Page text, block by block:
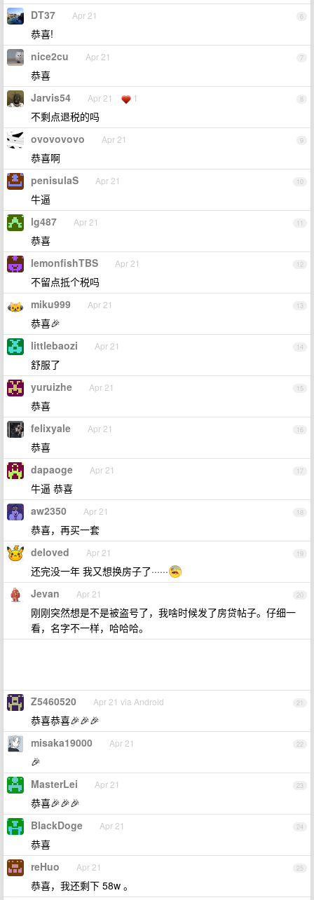
6
DT37 Apr 21
恭喜!
7
nice2cu Apr 21
恭喜
8
Jarvis54 Apr 21 1
不剩点退税的吗
9
ovovovovo Apr 21
恭喜啊
10
penisulaS Apr 21
牛逼
11
lg487 Apr 21
恭喜
12
lemonfishTBS Apr 21
不留点抵个税吗
13
miku999 Apr 21
恭喜🎉
14
littlebaozi Apr 21
舒服了
15
yuruizhe Apr 21
恭喜
16
felixyale Apr 21
恭喜
17
dapaoge Apr 21
牛逼 恭喜
18
aw2350 Apr 21
恭喜，再买一套
19
deloved Apr 21
还完没一年 我又想换房子了······
20
Jevan Apr 21
刚刚突然想是不是被盗号了，我啥时候发了房贷帖子。仔细一
看，名字不一样，哈哈哈。
21
Z5460520 Apr 21 via Android
恭喜恭喜🎉🎉🎉
22
misaka19000 Apr 21
🎉
23
MasterLei Apr 21
恭喜🎉🎉🎉
24
BlackDoge Apr 21
恭喜
25
reHuo Apr 21
恭喜，我还剩下 58w 。